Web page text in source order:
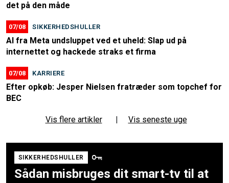
det på den måde
07/08 SIKKERHEDSHULLER
AI fra Meta undsluppet ved et uheld: Slap ud på
internettet og hackede straks et firma
07/08 KARRIERE
Efter opkøb: Jesper Nielsen fratræder som topchef for
BEC
Vis flere artikler | Vis seneste uge
SIKKERHEDSHULLER
Sådan misbruges dit smart-tv til at